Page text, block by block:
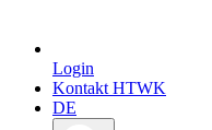
Login
Kontakt HTWK
DE